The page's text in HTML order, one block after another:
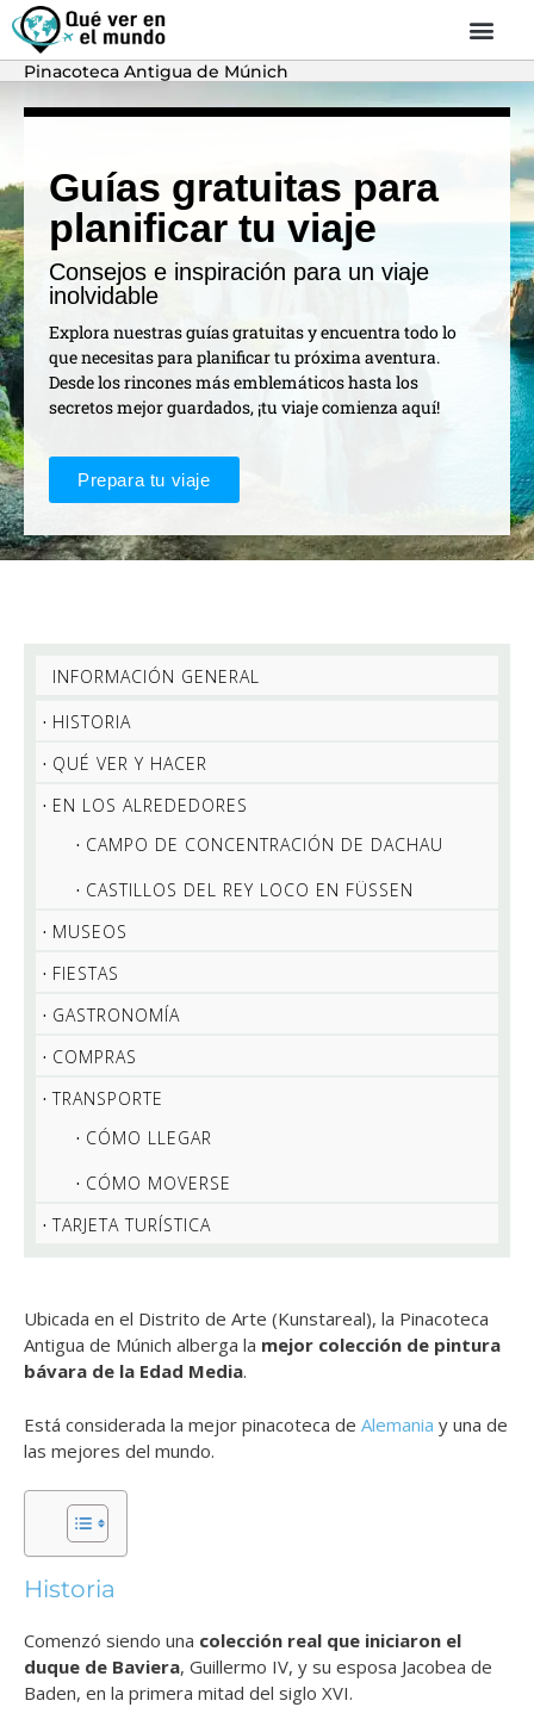
Pinacoteca Antigua de Múnich
Guías gratuitas para
planificar tu viaje
Consejos e inspiración para un viaje
inolvidable
Explora nuestras guías gratuitas y encuentra todo lo
que necesitas para planificar tu próxima aventura.
Desde los rincones más emblemáticos hasta los
secretos mejor guardados, ¡tu viaje comienza aquí!
Prepara tu viaje
INFORMACIÓN GENERAL
HISTORIA
QUÉ VER Y HACER
EN LOS ALREDEDORES
CAMPO DE CONCENTRACIÓN DE DACHAU
CASTILLOS DEL REY LOCO EN FÜSSEN
MUSEOS
FIESTAS
GASTRONOMÍA
COMPRAS
TRANSPORTE
CÓMO LLEGAR
CÓMO MOVERSE
TARJETA TURÍSTICA
Ubicada en el Distrito de Arte (Kunstareal), la Pinacoteca
Antigua de Múnich alberga la mejor colección de pintura
bávara de la Edad Media.
Está considerada la mejor pinacoteca de Alemania y una de
las mejores del mundo.
Historia
Comenzó siendo una colección real que iniciaron el
duque de Baviera, Guillermo IV, y su esposa Jacobea de
Baden, en la primera mitad del siglo XVI.